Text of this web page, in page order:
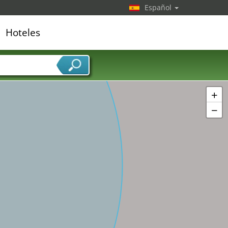
+
−
Español
Hoteles
de servicios